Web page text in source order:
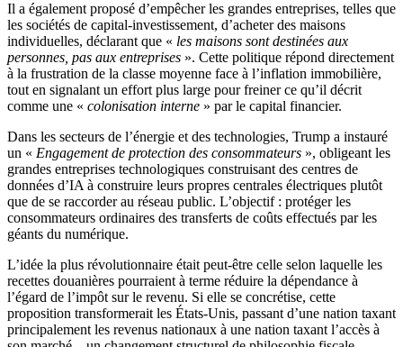
Il a également proposé d’empêcher les grandes entreprises, telles que
les sociétés de capital-investissement, d’acheter des maisons
individuelles, déclarant que « les maisons sont destinées aux
personnes, pas aux entreprises ». Cette politique répond directement
à la frustration de la classe moyenne face à l’inflation immobilière,
tout en signalant un effort plus large pour freiner ce qu’il décrit
comme une « colonisation interne » par le capital financier.
Dans les secteurs de l’énergie et des technologies, Trump a instauré
un « Engagement de protection des consommateurs », obligeant les
grandes entreprises technologiques construisant des centres de
données d’IA à construire leurs propres centrales électriques plutôt
que de se raccorder au réseau public. L’objectif : protéger les
consommateurs ordinaires des transferts de coûts effectués par les
géants du numérique.
L’idée la plus révolutionnaire était peut-être celle selon laquelle les
recettes douanières pourraient à terme réduire la dépendance à
l’égard de l’impôt sur le revenu. Si elle se concrétise, cette
proposition transformerait les États-Unis, passant d’une nation taxant
principalement les revenus nationaux à une nation taxant l’accès à